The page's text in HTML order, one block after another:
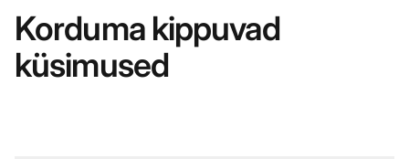
Korduma kippuvad
küsimused